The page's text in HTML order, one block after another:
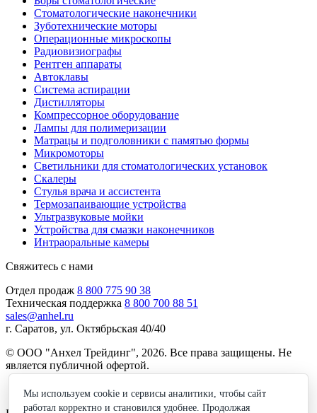
Стоматологические наконечники
Зуботехнические моторы
Операционные микроскопы
Радиовизиографы
Рентген аппараты
Автоклавы
Система аспирации
Дистилляторы
Компрессорное оборудование
Лампы для полимеризации
Матрацы и подголовники с памятью формы
Микромоторы
Светильники для стоматологических установок
Скалеры
Стулья врача и ассистента
Термозапаивающие устройства
Ультразвуковые мойки
Устройства для смазки наконечников
Интраоральные камеры
Свяжитесь с нами
Отдел продаж 8 800 775 90 38
Техническая поддержка 8 800 700 88 51
sales@anhel.ru
г. Саратов, ул. Октябрьская 40/40
© ООО "Анхел Трейдинг", 2026. Все права защищены. Не
является публичной офертой.
Политика обработки персональных данных
Мы используем cookie и сервисы аналитики, чтобы сайт
работал корректно и становился удобнее. Продолжая